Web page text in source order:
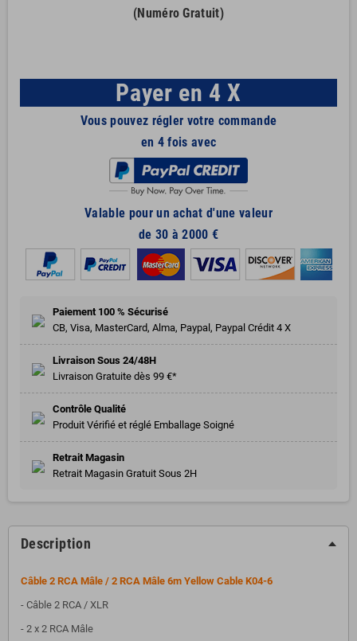
(Numéro Gratuit)
Payer en 4 X
Vous pouvez régler votre commande
en 4 fois avec
Valable pour un achat d'une valeur
de 30 à 2000 €
Paiement 100 % Sécurisé
CB, Visa, MasterCard, Alma, Paypal, Paypal Crédit 4 X
Livraison Sous 24/48H
Livraison Gratuite dès 99 €*
Contrôle Qualité
Produit Vérifié et réglé Emballage Soigné
Retrait Magasin
Retrait Magasin Gratuit Sous 2H
Description
Câble 2 RCA Mâle / 2 RCA Mâle 6m Yellow Cable K04-6
- Câble 2 RCA / XLR
- 2 x 2 RCA Mâle